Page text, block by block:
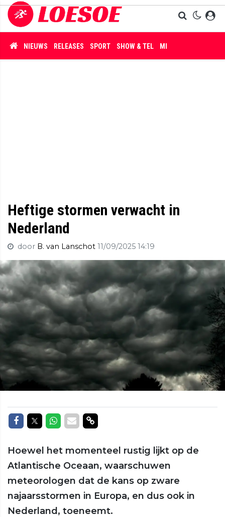
NIEUWS RELEASES SPORT SHOW & TEL MISDAAD
Heftige stormen verwacht in
Nederland
door B. van Lanschot 11/09/2025 14:19
Delen op Facebook
Delen op Twitter
Delen op Whatsapp
Delen via Mail
Delen via link
Hoewel het momenteel rustig lijkt op de
Atlantische Oceaan, waarschuwen
meteorologen dat de kans op zware
najaarsstormen in Europa, en dus ook in
Nederland, toeneemt.